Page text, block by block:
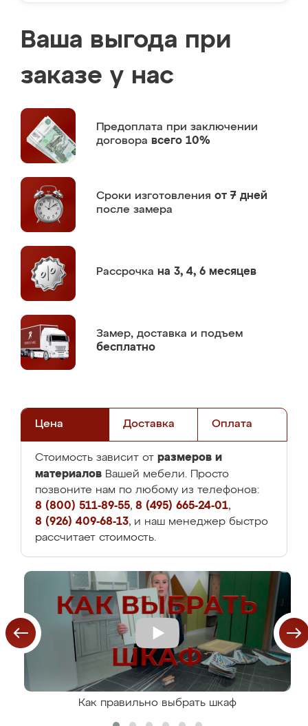
Ваша выгода при
заказе у нас
Предоплата при заключении
договора всего 10%
Сроки изготовления от 7 дней
после замера
Рассрочка на 3, 4, 6 месяцев
Замер, доставка и подъем
бесплатно
Цена Доставка Оплата
Стоимость зависит от размеров и
материалов Вашей мебели. Просто
позвоните нам по любому из телефонов:
8 (800) 511-89-55, 8 (495) 665-24-01,
8 (926) 409-68-13, и наш менеджер быстро
рассчитает стоимость.
Как правильно выбрать шкаф